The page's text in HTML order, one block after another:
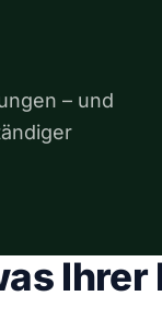
– und
Ihrer